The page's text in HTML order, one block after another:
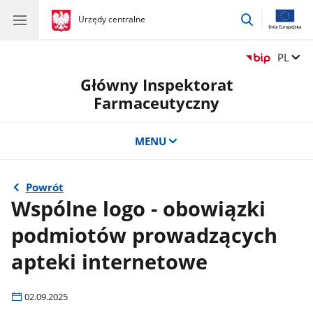
gov.pl
Urzędy centralne
gov.pl
Urzędy
przejdź
Zmień
PL
Główny Inspektorat
Farmaceutyczny
MENU
Powrót
Wspólne logo - obowiązki
podmiotów prowadzących
apteki internetowe
02.09.2025